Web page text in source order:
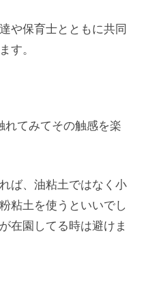
や保育士とともに共同
す。
れてみてその触感を楽
ば、油粘土ではなく小
粘土を使うといいでし
在園してる時は避けま